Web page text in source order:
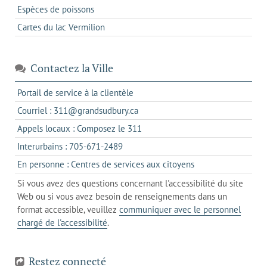
Espèces de poissons
Cartes du lac Vermilion
Contactez la Ville
Portail de service à la clientèle
dans
un
nouvel
Courriel : 311@grandsudbury.cas'ouvre
dans
votre
de
messagerie
Appels locaux : Composez le 311
dans
un
client
de
votre
téléphone
Interurbains : 705-671-2489s'ouvre
dans
un
client
de
votre
En personne : Centres de services aux citoyenss'ouvre
dans
l'onglet
actuel
Si vous avez des questions concernant l'accessibilité du site
Web ou si vous avez besoin de renseignements dans un
format accessible, veuillez communiquer avec le personnel
chargé de l'accessibilité.
Restez connecté